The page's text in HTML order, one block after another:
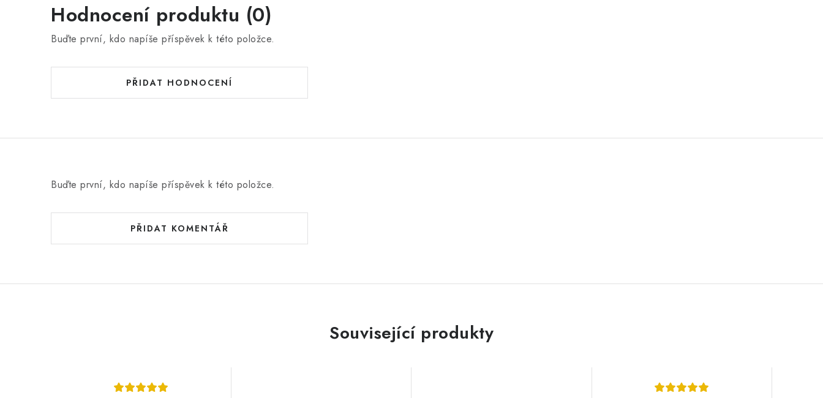
Hodnocení produktu (0)
Buďte první, kdo napíše příspěvek k této položce.
PŘIDAT HODNOCENÍ
Buďte první, kdo napíše příspěvek k této položce.
PŘIDAT KOMENTÁŘ
Související produkty